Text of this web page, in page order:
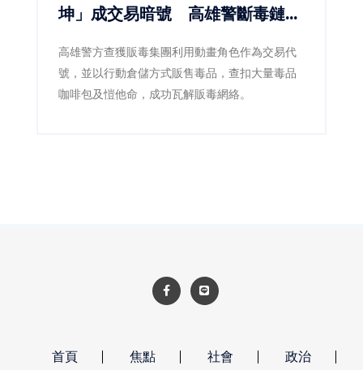
坤」成交易暗號 高雄警斷毒鏈逮
高雄警方查獲販毒集團利用動畫角色作為交易代
號，並以行動倉儲方式販售毒品，查扣大量毒品
咖啡包及愷他命，成功瓦解販毒網絡。
首頁 焦點 社會 政治